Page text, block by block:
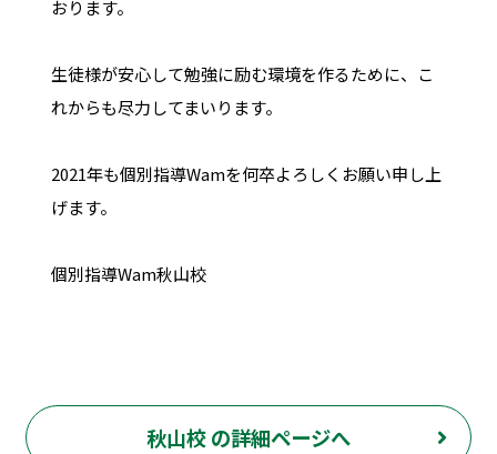
おります。
生徒様が安心して勉強に励む環境を作るために、こ
れからも尽力してまいります。
2021年も個別指導Wamを何卒よろしくお願い申し上
げます。
個別指導Wam秋山校
秋山校 の詳細ページへ